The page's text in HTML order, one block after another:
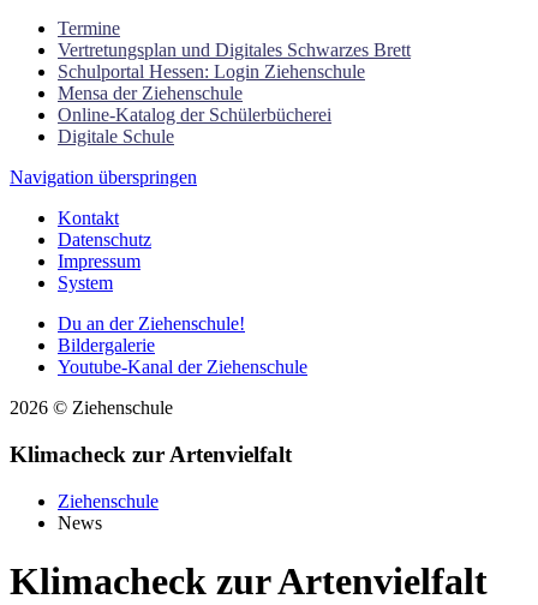
Termine
Vertretungsplan und Digitales Schwarzes Brett
Schulportal Hessen: Login Ziehenschule
Mensa der Ziehenschule
Online-Katalog der Schülerbücherei
Digitale Schule
Navigation überspringen
Kontakt
Datenschutz
Impressum
System
Du an der Ziehenschule!
Bildergalerie
Youtube-Kanal der Ziehenschule
2026 © Ziehenschule
Klimacheck zur Artenvielfalt
Ziehenschule
News
Klimacheck zur Artenvielfalt